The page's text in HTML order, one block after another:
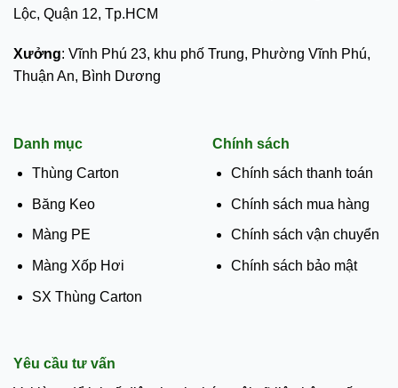
Lộc, Quận 12, Tp.HCM
Xưởng: Vĩnh Phú 23, khu phố Trung, Phường Vĩnh Phú,
Thuận An, Bình Dương
Danh mục
Thùng Carton
Băng Keo
Màng PE
Màng Xốp Hơi
SX Thùng Carton
Chính sách
Chính sách thanh toán
Chính sách mua hàng
Chính sách vận chuyển
Chính sách bảo mật
Yêu cầu tư vấn